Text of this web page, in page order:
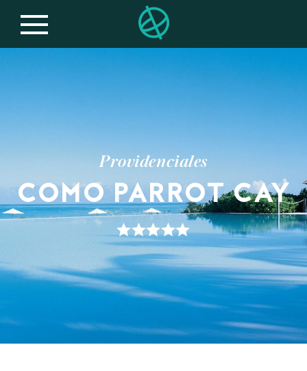
Providenciales
COMO PARROT CAY